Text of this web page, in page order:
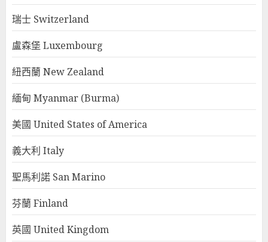
瑞士 Switzerland
盧森堡 Luxembourg
紐西蘭 New Zealand
緬甸 Myanmar (Burma)
美國 United States of America
義大利 Italy
聖馬利諾 San Marino
芬蘭 Finland
英國 United Kingdom